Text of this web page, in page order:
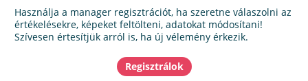
Használja a manager regisztrációt, ha szeretne válaszolni az
értékelésekre, képeket feltölteni, adatokat módosítani!
Szívesen értesítjük arról is, ha új vélemény érkezik.